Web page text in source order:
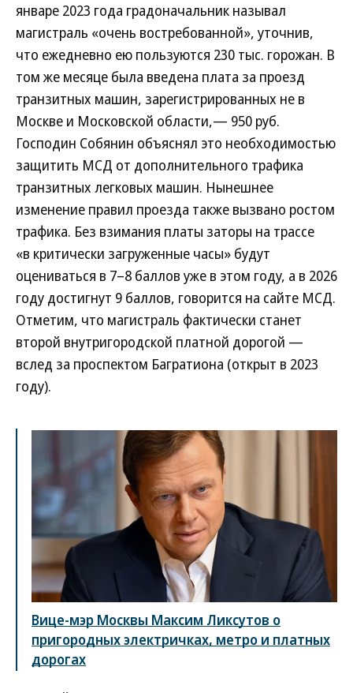
январе 2023 года градоначальник называл
магистраль «очень востребованной», уточнив,
что ежедневно ею пользуются 230 тыс. горожан. В
том же месяце была введена плата за проезд
транзитных машин, зарегистрированных не в
Москве и Московской области,— 950 руб.
Господин Собянин объяснял это необходимостью
защитить МСД от дополнительного трафика
транзитных легковых машин. Нынешнее
изменение правил проезда также вызвано ростом
трафика. Без взимания платы заторы на трассе
«в критически загруженные часы» будут
оцениваться в 7–8 баллов уже в этом году, а в 2026
году достигнут 9 баллов, говорится на сайте МСД.
Отметим, что магистраль фактически станет
второй внутригородской платной дорогой —
вслед за проспектом Багратиона (открыт в 2023
году).
Вице-мэр Москвы Максим Ликсутов о
пригородных электричках, метро и платных
дорогах